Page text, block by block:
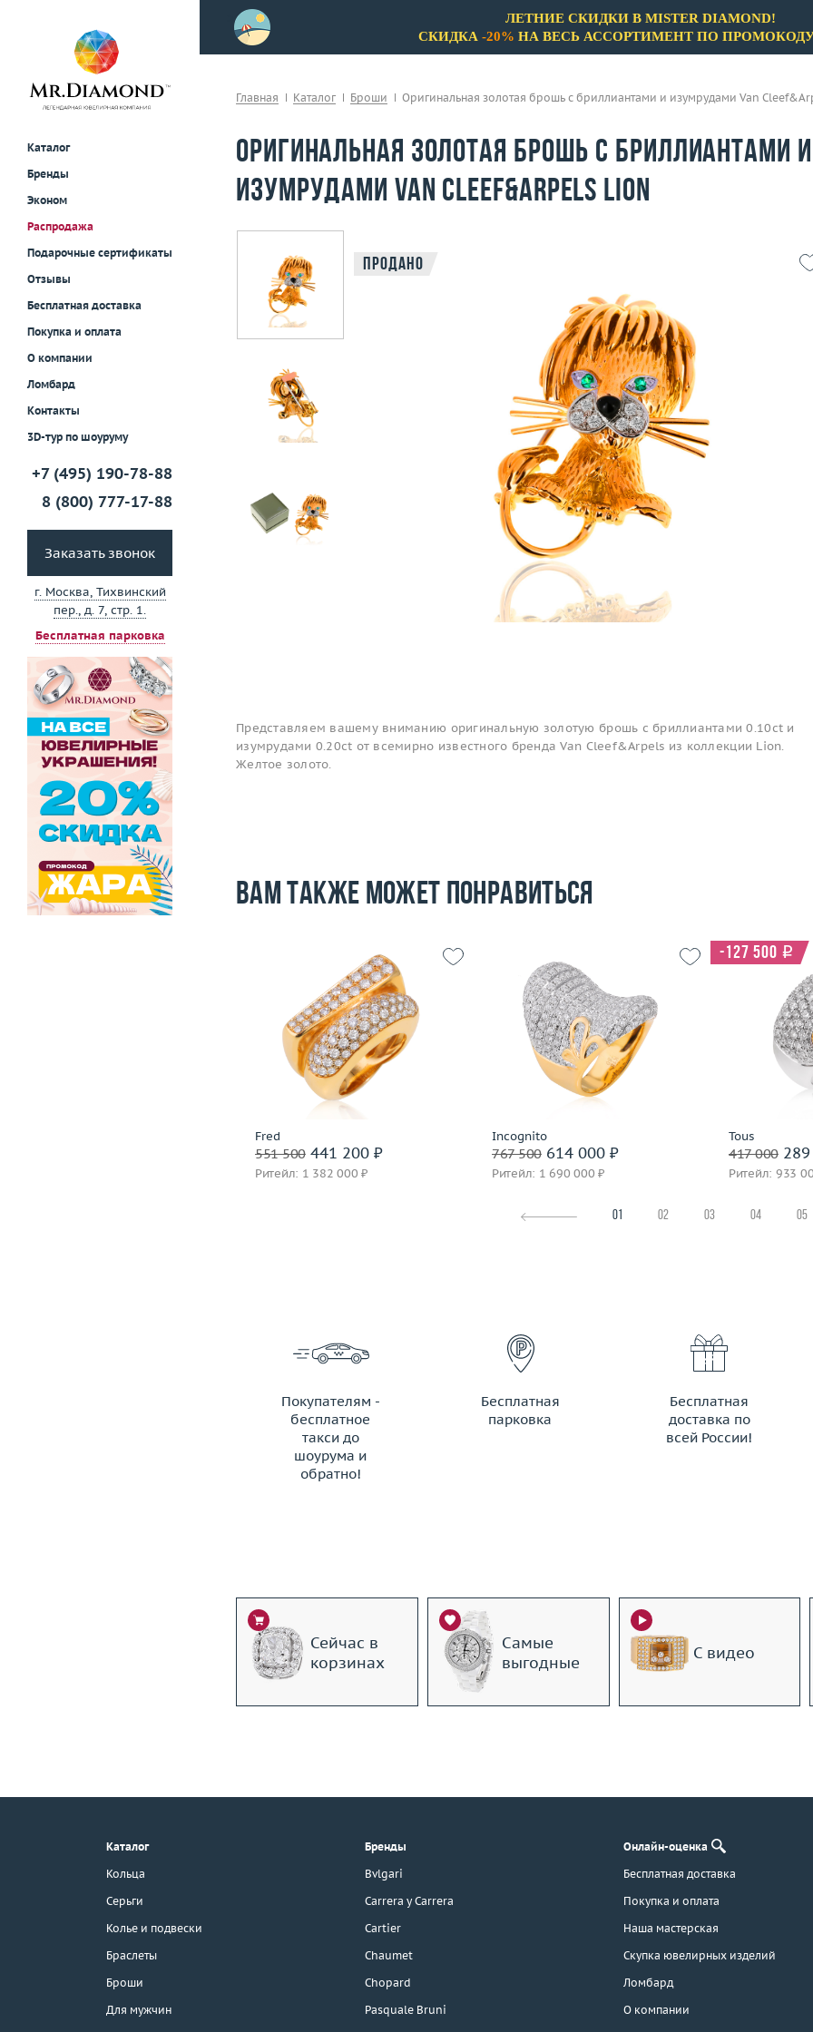
Каталог
Бренды
Эконом
Распродажа
Подарочные сертификаты
Отзывы
Бесплатная доставка
Покупка и оплата
О компании
Ломбард
Контакты
3D-тур по шоуруму
+7 (495) 190-78-88
8 (800) 777-17-88
Заказать звонок
г. Москва, Тихвинский
пер., д. 7, стр. 1.
Бесплатная парковка
г. Москва, Тихвинский пер., д. 7,
3D-тур по шоуруму
примерки!
ЛЕТНИЕ СКИДКИ В MISTER DIAMOND!
СКИДКА -20% НА ВЕСЬ АССОРТИМЕНТ ПО
Главная Каталог Броши Оригинальная золотая брошь с бриллиантами и изумрудами Van
Оригинальная золотая брошь с бриллиантами и
изумрудами Van Cleef&Arpels Lion
Продано
Представляем вашему вниманию оригинальную золотую брошь с бриллиантами 0.10ct и
изумрудами 0.20ct от всемирно известного бренда Van Cleef&Arpels из коллекции Lion.
Желтое золото.
Вам также может понравиться
Fred
551 500441 200 ₽
Ритейл: 1 382 000 ₽
Размер
Вес (г)
14.88
Материал
золото 750 пробы
Подробнее
Incognito
767 500614 000 ₽
Ритейл: 1 690 000 ₽
Размер
Вес (г)
Материал
золото 750 пробы
Подробнее
Tous
417 000289
Ритейл: 933
-127 500 i
Размер
Материал
01 02 03 04 05
Покупателям -
бесплатное
такси до
шоурума и
обратно!
ЗАКАЗАТЬ ТАКСИ
Бесплатная
парковка
Бесплатная
доставка по
всей России!
Сейчас в
корзинах
Самые
выгодные
С видео
Каталог
Кольца
Серьги
Колье и подвески
Браслеты
Броши
Для мужчин
Бренды
Bvlgari
Carrera y Carrera
Cartier
Chaumet
Chopard
Pasquale Bruni
Онлайн-оценка
Бесплатная доставка
Покупка и оплата
Наша мастерская
Скупка ювелирных изделий
Ломбард
О компании